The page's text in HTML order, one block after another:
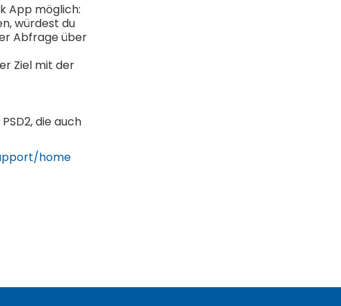
App möglich:
würdest du
Abfrage über
Ziel mit der
die auch
home